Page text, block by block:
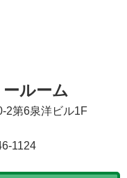
ルーム
2第6泉洋ビル1F
1124